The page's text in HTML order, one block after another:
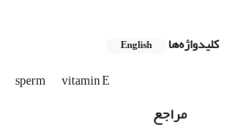
کلیدواژه‌ها English
sperm vitamin E
مراجع